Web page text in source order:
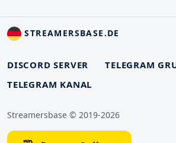
STREAMERSBASE.DE
DISCORD SERVER
TELEGRAM
TELEGRAM KANAL
Streamersbase © 2019-2026